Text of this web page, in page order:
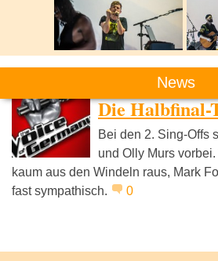
News
THE VOICE OF
Die Halbfinal-
Bei den 2. Sing-Offs
und Olly Murs
kaum aus den Windeln raus, Mark
fast sympathisch.
0